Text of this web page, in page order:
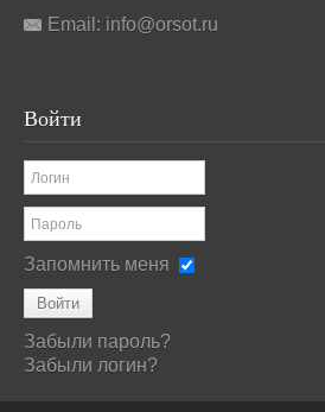
Email: info@orsot.ru
Войти
Запомнить меня
Войти
Забыли пароль?
Забыли логин?